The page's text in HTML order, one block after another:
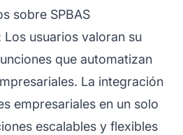
sobre SPBAS
Los usuarios valoran su
que automatizan
La integración
empresariales en un solo
escalables y flexibles